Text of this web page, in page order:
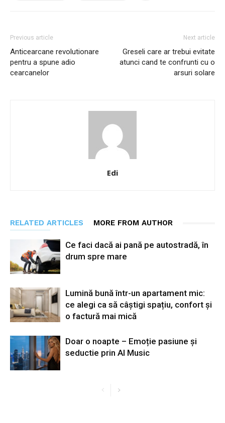
Previous article
Anticearcane revolutionare
pentru a spune adio
cearcanelor
Next article
Greseli care ar trebui evitate
atunci cand te confrunti cu o
arsuri solare
Edi
RELATED ARTICLES MORE FROM AUTHOR
Ce faci dacă ai pană pe autostradă, în
drum spre mare
Lumină bună într-un apartament mic:
ce alegi ca să câștigi spațiu, confort și
o factură mai mică
Doar o noapte – Emoție pasiune și
seductie prin AI Music